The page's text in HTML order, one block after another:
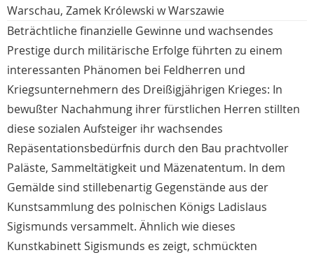
Warschau, Zamek Królewski w Warszawie
Beträchtliche finanzielle Gewinne und wachsendes
Prestige durch militärische Erfolge führten zu einem
interessanten Phänomen bei Feldherren und
Kriegsunternehmern des Dreißigjährigen Krieges: In
bewußter Nachahmung ihrer fürstlichen Herren stillten
diese sozialen Aufsteiger ihr wachsendes
Repäsentationsbedürfnis durch den Bau prachtvoller
Paläste, Sammeltätigkeit und Mäzenatentum. In dem
Gemälde sind stillebenartig Gegenstände aus der
Kunstsammlung des polnischen Königs Ladislaus
Sigismunds versammelt. Ähnlich wie dieses
Kunstkabinett Sigismunds es zeigt, schmückten